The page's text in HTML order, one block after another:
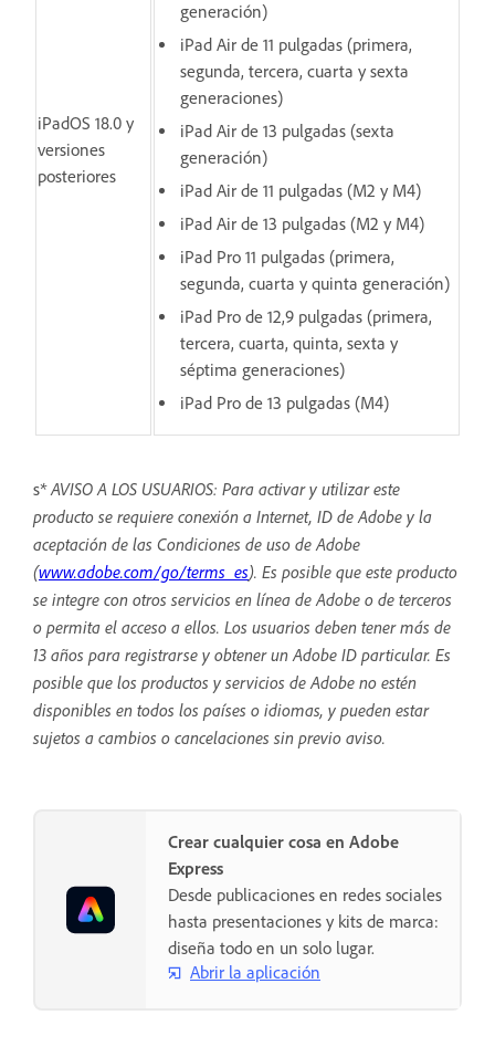
iPadOS 18.0 y
versiones
posteriores
generación)
iPad Air de 11 pulgadas (primera,
segunda, tercera, cuarta y sexta
generaciones)
iPad Air de 13 pulgadas (sexta
generación)
iPad Air de 11 pulgadas (M2 y M4)
iPad Air de 13 pulgadas (M2 y M4)
iPad Pro 11 pulgadas (primera,
segunda, cuarta y quinta generación)
iPad Pro de 12,9 pulgadas (primera,
tercera, cuarta, quinta, sexta y
séptima generaciones)
iPad Pro de 13 pulgadas (M4)
s* AVISO A LOS USUARIOS: Para activar y utilizar este
producto se requiere conexión a Internet, ID de Adobe y la
aceptación de las Condiciones de uso de Adobe
(www.adobe.com/go/terms_es). Es posible que este producto
se integre con otros servicios en línea de Adobe o de terceros
o permita el acceso a ellos. Los usuarios deben tener más de
13 años para registrarse y obtener un Adobe ID particular. Es
posible que los productos y servicios de Adobe no estén
disponibles en todos los países o idiomas, y pueden estar
sujetos a cambios o cancelaciones sin previo aviso.
Crear cualquier cosa en Adobe
Express
Desde publicaciones en redes sociales
hasta presentaciones y kits de marca:
diseña todo en un solo lugar.
Abrir la aplicación